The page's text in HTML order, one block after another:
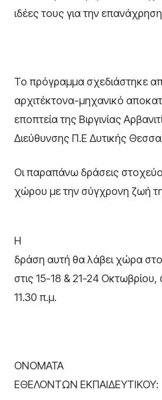
ιδέες τους για την
Το πρόγραμμα σχεδιάστηκε
αρχιτέκτονα-μηχανικό
εποπτεία της Βιργινίας
Διεύθυνσης Π.Ε Δυτικής
Οι παραπάνω δράσεις
χώρου με την σύγχρονη ζωή
Η
δράση αυτή θα λάβει χώρα
στις 15-18 & 21-24 Οκτωβρίου,
11.30 π.μ.
ΟΝΟΜΑΤΑ
ΕΘΕΛΟΝΤΩΝ ΕΚΠΑΙΔΕΥΤΙΚΟΥ: